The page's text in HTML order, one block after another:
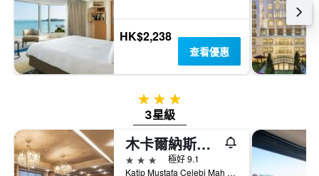
HK$2,238
查看優惠
3星級
3星級
木卡爾納斯塔克西姆飯店
3星級
極好 9.1
Katip Mustafa Celebi Mah Ipek Sk Taksim Be, 6, 伊斯坦堡, 土耳其